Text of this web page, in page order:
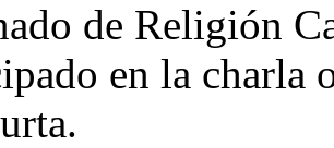
de Religión
en la charla